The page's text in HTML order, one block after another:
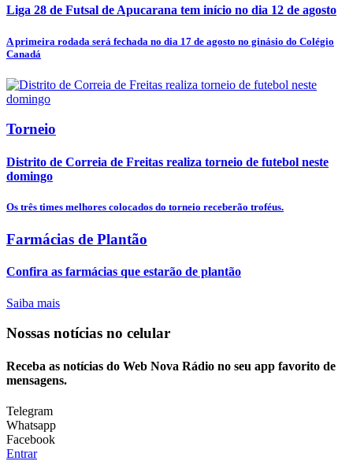
Liga 28 de Futsal de Apucarana tem início no dia 12 de agosto
A primeira rodada será fechada no dia 17 de agosto no ginásio do Colégio
Canadá
Torneio
Distrito de Correia de Freitas realiza torneio de futebol neste
domingo
Os três times melhores colocados do torneio receberão troféus.
Farmácias de Plantão
Confira as farmácias que estarão de plantão
Saiba mais
Nossas notícias no celular
Receba as notícias do Web Nova Rádio no seu app favorito de
mensagens.
Telegram
Whatsapp
Facebook
Entrar